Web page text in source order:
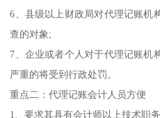
6、县级以上财政局对代理记账机
查的对象;
7、企业或者个人对于代理记账机
严重的将受到行政处罚。
重点二：代理记账会计人员方便
1、要求其具有会计师以上技术职